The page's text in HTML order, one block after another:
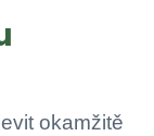
okamžitě